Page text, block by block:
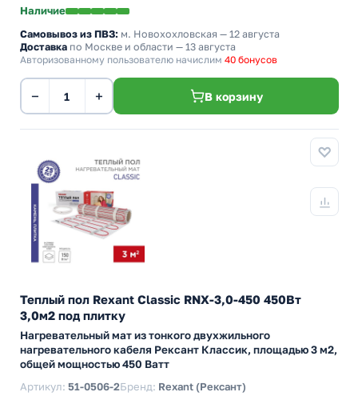
Наличие
Самовывоз из ПВЗ: м. Новохохловская — 12 августа
Доставка по Москве и области — 13 августа
Авторизованному пользователю начислим 40 бонусов
− + В корзину
Теплый пол Rexant Classic RNX-3,0-450 450Вт
3,0м2 под плитку
Нагревательный мат из тонкого двухжильного
нагревательного кабеля Рексант Классик, площадью 3 м2,
общей мощностью 450 Ватт
Артикул: 51-0506-2Бренд: Rexant (Рексант)